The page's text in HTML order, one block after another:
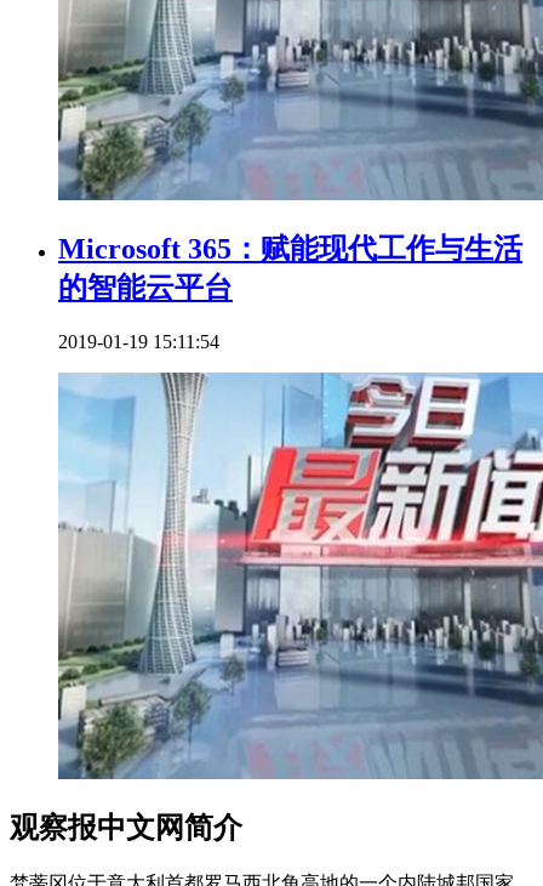
Microsoft 365：赋能现代工作与生活
的智能云平台
2019-01-19 15:11:54
观察报中文网简介